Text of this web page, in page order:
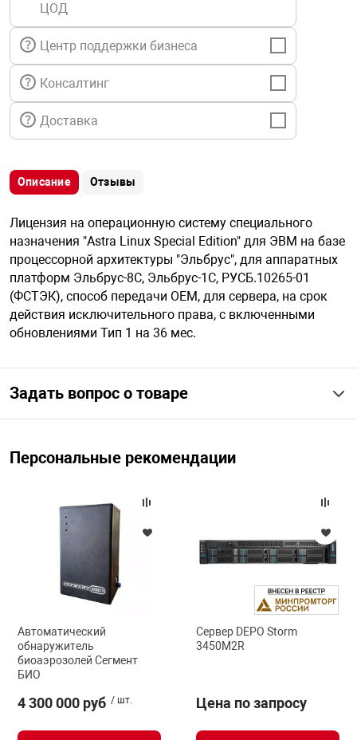
техника
автомобили
информации
средства охраны
ключи
безопасность
оборудование
ЦОД
Центр поддержки бизнеса
Консалтинг
Доставка
Описание Отзывы
Лицензия на операционную систему специального
назначения "Astra Linux Special Edition" для ЭВМ на базе
процессорной архитектуры "Эльбрус", для аппаратных
платформ Эльбрус-8С, Эльбрус-1С, РУСБ.10265-01
(ФСТЭК), способ передачи OEM, для сервера, на срок
действия исключительного права, с включенными
обновлениями Тип 1 на 36 мес.
Задать вопрос о товаре
Персональные рекомендации
Автоматический
обнаружитель
биоаэрозолей Сегмент
БИО
4 300 000 руб / шт.
Сервер DEPO Storm
3450M2R
Цена по запросу